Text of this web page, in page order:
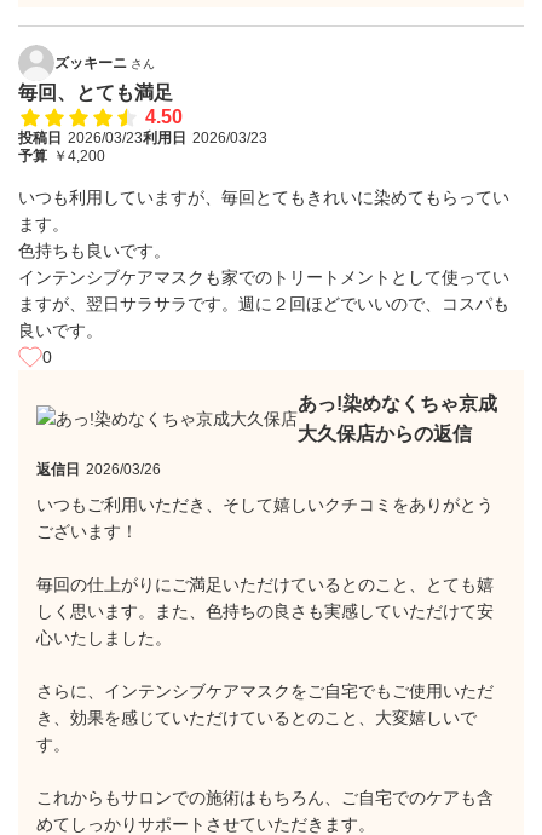
ズッキーニ さん
毎回、とても満足
4.50
投稿日 2026/03/23利用日 2026/03/23
予算 ￥4,200
いつも利用していますが、毎回とてもきれいに染めてもらってい
ます。
色持ちも良いです。
インテンシブケアマスクも家でのトリートメントとして使ってい
ますが、翌日サラサラです。週に２回ほどでいいので、コスパも
良いです。
0
あっ!染めなくちゃ京成
大久保店からの返信
返信日 2026/03/26
いつもご利用いただき、そして嬉しいクチコミをありがとう
ございます！
毎回の仕上がりにご満足いただけているとのこと、とても嬉
しく思います。また、色持ちの良さも実感していただけて安
心いたしました。
さらに、インテンシブケアマスクをご自宅でもご使用いただ
き、効果を感じていただけているとのこと、大変嬉しいで
す。
これからもサロンでの施術はもちろん、ご自宅でのケアも含
めてしっかりサポートさせていただきます。